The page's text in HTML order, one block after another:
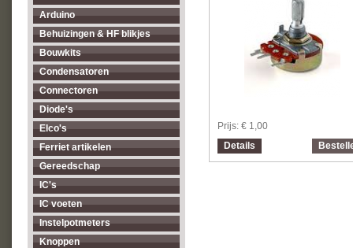
Arduino
Behuizingen & HF blikjes
Bouwkits
Condensatoren
Connectoren
Diode's
Elco's
Ferriet artikelen
Gereedschap
IC's
IC voeten
Instelpotmeters
Knoppen
Prijs: € 1,00
Details